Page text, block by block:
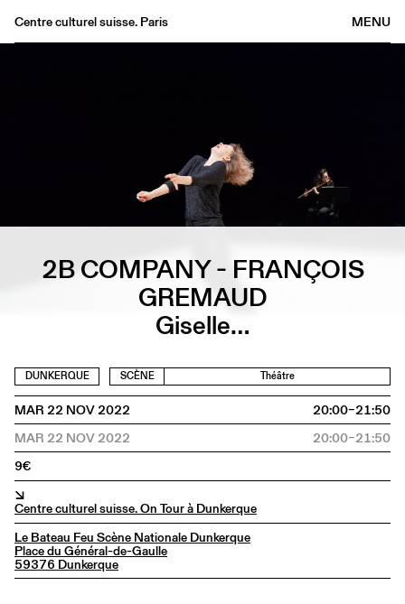
MENU
Centre culturel suisse. Paris
Informations
EN
2B COMPANY - FRANÇOIS
GREMAUD
Giselle…
DUNKERQUE SCÈNE Théâtre
MAR 22 NOV 2022
20:00–21:50
MAR 22 NOV 2022
20:00–21:50
9€
↘
Centre culturel suisse. On Tour à Dunkerque
Le Bateau Feu Scène Nationale Dunkerque
Place du Général-de-Gaulle
59376 Dunkerque